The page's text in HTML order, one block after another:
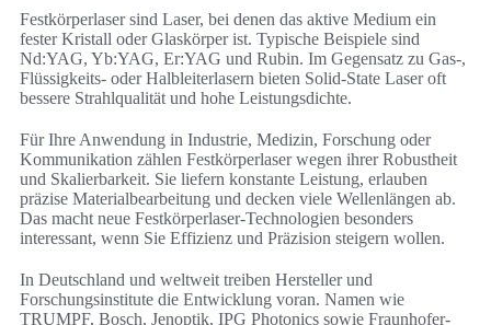
Festkörperlaser sind Laser, bei denen das aktive Medium ein
fester Kristall oder Glaskörper ist. Typische Beispiele sind
Nd:YAG, Yb:YAG, Er:YAG und Rubin. Im Gegensatz zu Gas-,
Flüssigkeits- oder Halbleiterlasern bieten Solid-State Laser oft
bessere Strahlqualität und hohe Leistungsdichte.
Für Ihre Anwendung in Industrie, Medizin, Forschung oder
Kommunikation zählen Festkörperlaser wegen ihrer Robustheit
und Skalierbarkeit. Sie liefern konstante Leistung, erlauben
präzise Materialbearbeitung und decken viele Wellenlängen ab.
Das macht neue Festkörperlaser-Technologien besonders
interessant, wenn Sie Effizienz und Präzision steigern wollen.
In Deutschland und weltweit treiben Hersteller und
Forschungsinstitute die Entwicklung voran. Namen wie
TRUMPF, Bosch, Jenoptik, IPG Photonics sowie Fraunhofer-